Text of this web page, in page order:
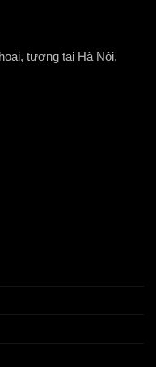
tượng tại Hà Nội,